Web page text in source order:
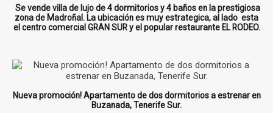
Se vende villa de lujo de 4 dormitorios y 4 baños en la prestigiosa
zona de Madroñal. La ubicación es muy estrategica, al lado esta
el centro comercial GRAN SUR y el popular restaurante EL RODEO.
Nueva promoción! Apartamento de dos dormitorios a estrenar en
Buzanada, Tenerife Sur.